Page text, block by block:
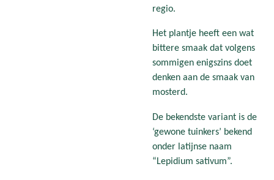
regio.
Het plantje heeft een wat
bittere smaak dat volgens
sommigen enigszins doet
denken aan de smaak van
mosterd.
De bekendste variant is de
‘gewone tuinkers’ bekend
onder latijnse naam
“Lepidium sativum”.